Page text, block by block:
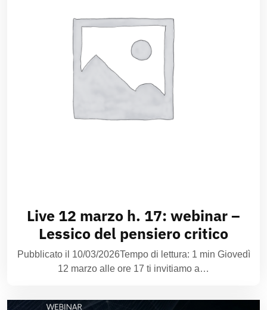
Live 12 marzo h. 17: webinar –
Lessico del pensiero critico
Pubblicato il 10/03/2026Tempo di lettura: 1 min Giovedì
12 marzo alle ore 17 ti invitiamo a…